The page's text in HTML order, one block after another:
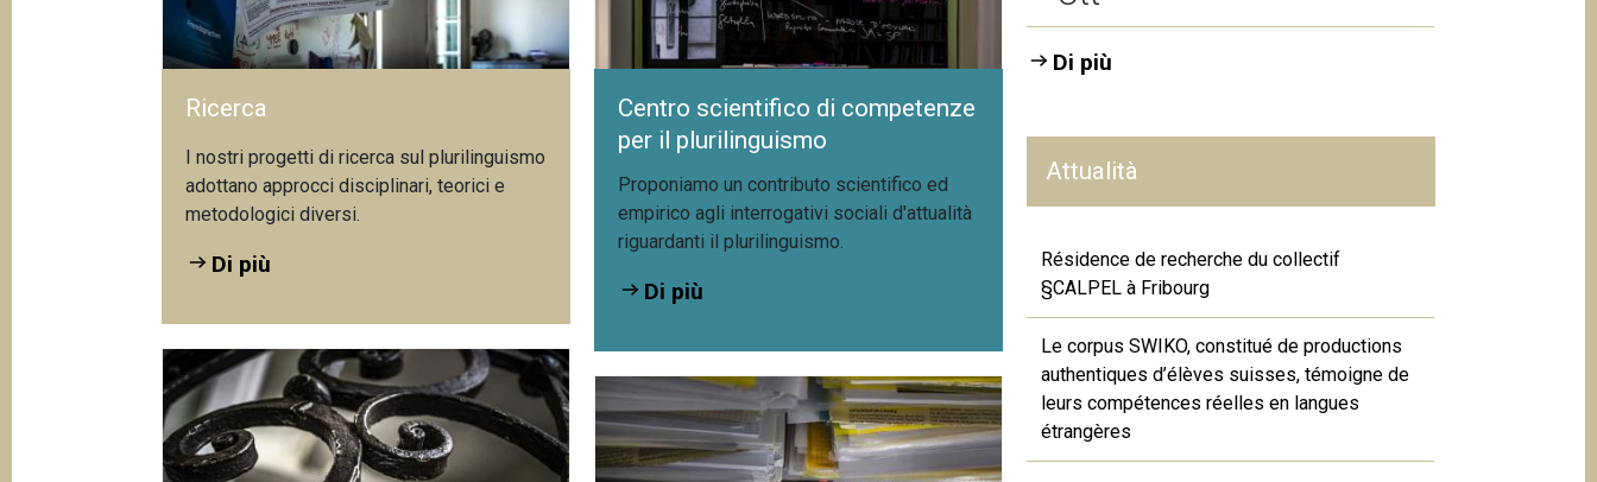
Ricerca
I nostri progetti di ricerca sul plurilinguismo
adottano approcci disciplinari, teorici e
metodologici diversi.
Di più
Centro scientifico di competenze
per il plurilinguismo
Proponiamo un contributo scientifico ed
empirico agli interrogativi sociali d'attualità
riguardanti il plurilinguismo.
Di più
Di più
Attualità
Résidence de recherche du collectif
§CALPEL à Fribourg
Le corpus SWIKO, constitué de productions
authentiques d’élèves suisses, témoigne de
leurs compétences réelles en langues
étrangères